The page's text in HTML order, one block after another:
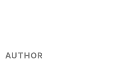
AUTHOR